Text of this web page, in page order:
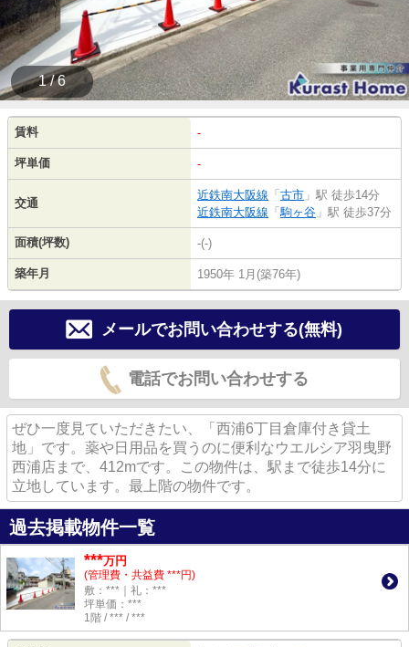
1 / 6
賃料 -
坪単価 -
交通
近鉄南大阪線 「 古市 」駅 徒歩14分
近鉄南大阪線 「駒ヶ谷 」駅 徒歩37分
面積(坪数) -(-)
築年月 1950年 1月(築76年)
メールでお問い合わせする(無料)
電話でお問い合わせする
ぜひ一度見ていただきたい、「西浦6丁目倉庫付き貸土
地」です。薬や日用品を買うのに便利なウエルシア羽曳野
西浦店まで、412mです。この物件は、駅まで徒歩14分に
立地しています。最上階の物件です。
過去掲載物件一覧
***万円
(管理費・共益費 ***円)
敷：***｜礼：***
坪単価：***
1階 / *** / ***